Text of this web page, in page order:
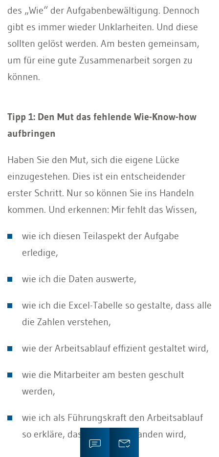
des „Wie“ der Aufgabenbewältigung. Dennoch
gibt es immer wieder Unklarheiten. Und diese
sollten gelöst werden. Am besten gemeinsam,
um für eine gute Zusammenarbeit sorgen zu
können.
Tipp 1: Den Mut das fehlende Wie-Know-how
aufbringen
Haben Sie den Mut, sich die eigene Lücke
einzugestehen. Dies ist ein entscheidender
erster Schritt. Nur so können Sie ins Handeln
kommen. Und erkennen: Mir fehlt das Wissen,
wie ich diesen Teilaspekt der Aufgabe
erledige,
wie ich die Daten auswerte,
wie ich die Excel-Tabelle so gestalte, dass alle
die Zahlen verstehen,
wie der Arbeitsablauf effizient gestaltet wird,
wie die Mitarbeiter am besten geschult
werden,
wie ich als Führungskraft den Arbeitsablauf
so erkläre, dass dieser verstanden wird,